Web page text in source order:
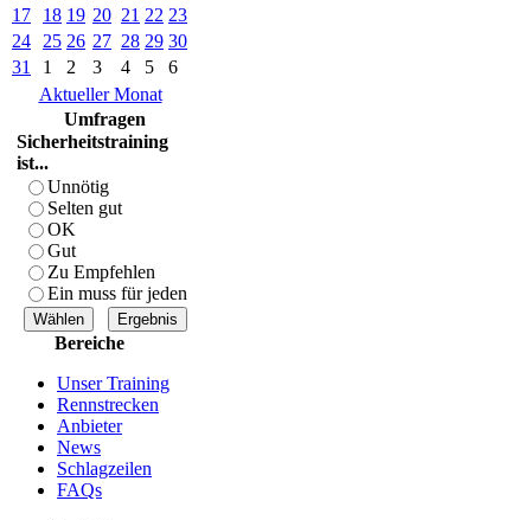
17
18 19 20 21 22 23
24
25 26 27 28 29 30
31
1 2 3 4 5
6
Aktueller Monat
Umfragen
Sicherheitstraining
ist...
Unnötig
Selten gut
OK
Gut
Zu Empfehlen
Ein muss für jeden
Bereiche
Unser Training
Rennstrecken
Anbieter
News
Schlagzeilen
FAQs